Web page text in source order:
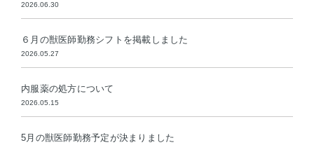
2026.06.30
６月の獣医師勤務シフトを掲載しました
2026.05.27
内服薬の処方について
2026.05.15
5月の獣医師勤務予定が決まりました